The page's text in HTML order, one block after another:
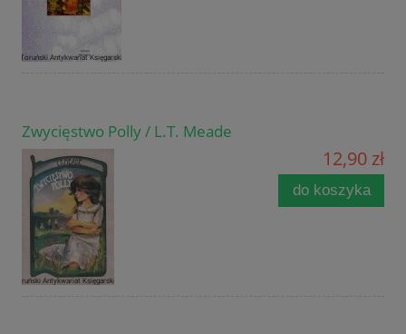
Zwycięstwo Polly / L.T. Meade
12,90 zł
do koszyka